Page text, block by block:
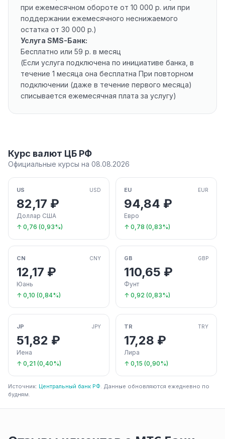
при ежемесячном обороте от 10 000 р. или при
поддержании ежемесячного неснижаемого
остатка от 30 000 р.)
Услуга SMS-Банк:
Бесплатно или 59 р. в месяц
(Если услуга подключена по инициативе банка, в
течение 1 месяца она бесплатна При повторном
подключении (даже в течение первого месяца)
списывается ежемесячная плата за услугу)
Курс валют ЦБ РФ
Официальные курсы на 08.08.2026
US USD
82,17 ₽
Доллар США
↑ 0,76 (0,93%)
EU EUR
94,84 ₽
Евро
↑ 0,78 (0,83%)
CN CNY
12,17 ₽
Юань
↑ 0,10 (0,84%)
GB GBP
110,65 ₽
Фунт
↑ 0,92 (0,83%)
JP JPY
51,82 ₽
Иена
↑ 0,21 (0,40%)
TR TRY
17,28 ₽
Лира
↑ 0,15 (0,90%)
Источник: Центральный банк РФ. Данные обновляются ежедневно по
будням.